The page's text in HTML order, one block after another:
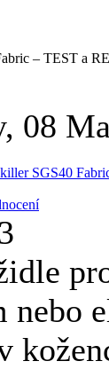
– TEST a
08
SGS40
nebo